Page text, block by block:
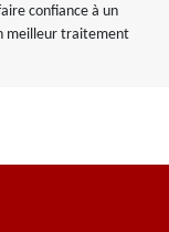
confiance à un
meilleur traitement